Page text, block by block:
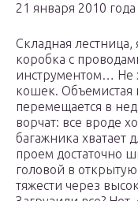
21 января 2010 года
Складная
коробка с
инструментом… Не
кошек. Объемистая
перемещается в
ворчат: все вроде
багажника хватает
проем достаточно
головой в
тяжести через